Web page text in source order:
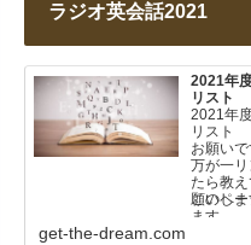
ラジオ英会話2021
2021年
リスト
2021年
リスト
お願い
万が一
たら教
願いし
このペ
ます。
2021
get-the-dream.com